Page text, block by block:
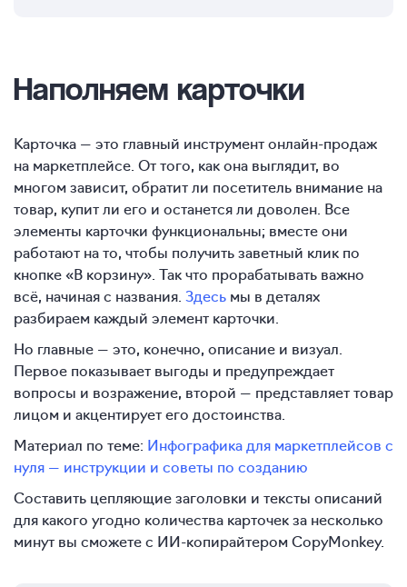
Наполняем карточки
Карточка — это главный инструмент онлайн-продаж
на маркетплейсе. От того, как она выглядит, во
многом зависит, обратит ли посетитель внимание на
товар, купит ли его и останется ли доволен. Все
элементы карточки функциональны; вместе они
работают на то, чтобы получить заветный клик по
кнопке «В корзину». Так что прорабатывать важно
всё, начиная с названия. Здесь мы в деталях
разбираем каждый элемент карточки.
Но главные — это, конечно, описание и визуал.
Первое показывает выгоды и предупреждает
вопросы и возражение, второй — представляет товар
лицом и акцентирует его достоинства.
Материал по теме: Инфографика для маркетплейсов с
нуля — инструкции и советы по созданию
Составить цепляющие заголовки и тексты описаний
для какого угодно количества карточек за несколько
минут вы сможете с ИИ-копирайтером CopyMonkey.